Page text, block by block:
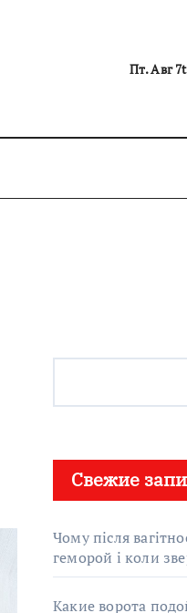
Пт. Авг
Свежие
Чому після
геморой і коли
Какие ворота